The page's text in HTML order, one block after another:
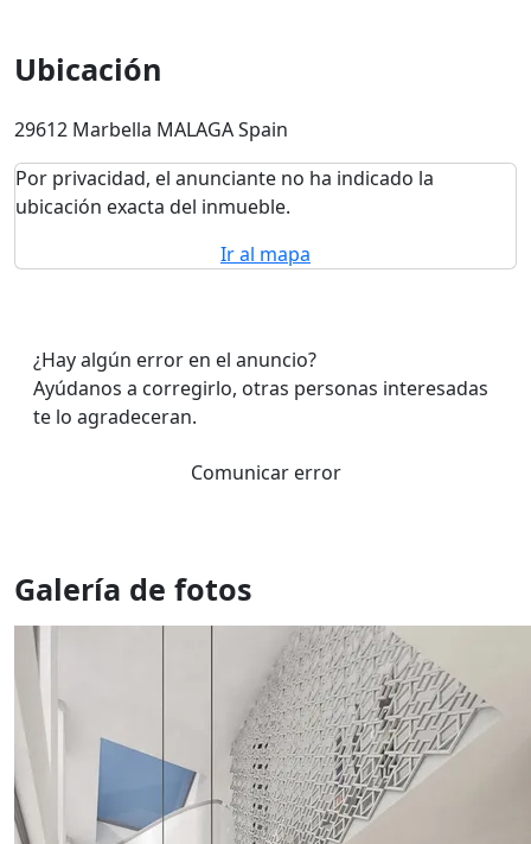
Ubicación
29612 Marbella MALAGA Spain
Por privacidad, el anunciante no ha indicado la
ubicación exacta del inmueble.
Ir al mapa
¿Hay algún error en el anuncio?
Ayúdanos a corregirlo, otras personas interesadas
te lo agradeceran.
Comunicar error
Galería de fotos